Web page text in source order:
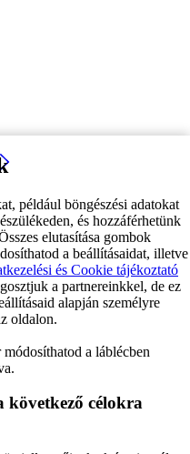
például böngészési adatokat
és hozzáférhetünk
elutasítása gombok
a beállításaidat, illetve
és Cookie tájékoztató
a partnereinkkel, de ez
alapján személyre
oldalon.
a láblécben
következő célokra